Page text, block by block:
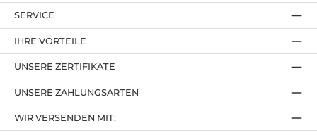
IHRE VORTEILE
UNSERE ZAHLUNGSARTEN
UNSERE ZERTIFIKATE
SERVICE
WIR VERSENDEN MIT: